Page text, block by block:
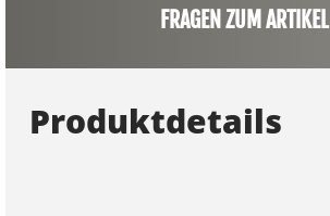
FRAGEN ZUM ARTIKEL
Produktdetails